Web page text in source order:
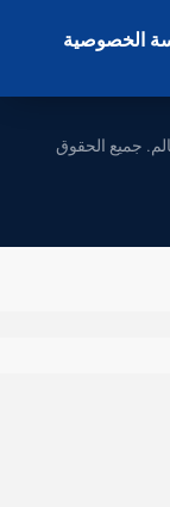
الخصوصية
جميع الحقوق